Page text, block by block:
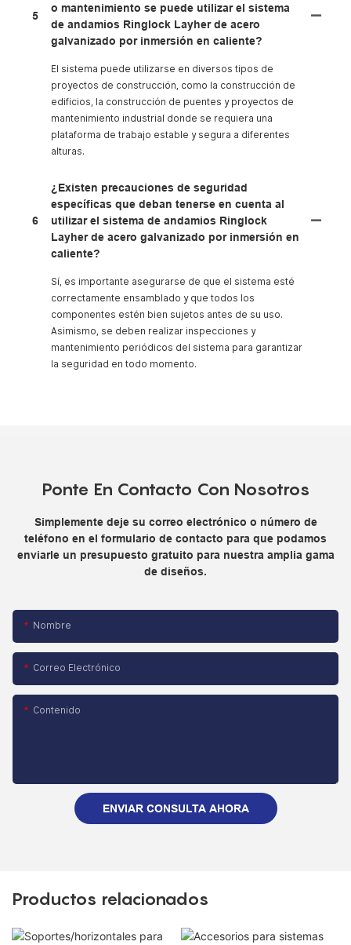
5
o mantenimiento se puede utilizar el sistema
de andamios Ringlock Layher de acero
galvanizado por inmersión en caliente?
El sistema puede utilizarse en diversos tipos de
proyectos de construcción, como la construcción de
edificios, la construcción de puentes y proyectos de
mantenimiento industrial donde se requiera una
plataforma de trabajo estable y segura a diferentes
alturas.
6
¿Existen precauciones de seguridad
específicas que deban tenerse en cuenta al
utilizar el sistema de andamios Ringlock
Layher de acero galvanizado por inmersión en
caliente?
Sí, es importante asegurarse de que el sistema esté
correctamente ensamblado y que todos los
componentes estén bien sujetos antes de su uso.
Asimismo, se deben realizar inspecciones y
mantenimiento periódicos del sistema para garantizar
la seguridad en todo momento.
Ponte En Contacto Con Nosotros
Simplemente deje su correo electrónico o número de
teléfono en el formulario de contacto para que podamos
enviarle un presupuesto gratuito para nuestra amplia gama
de diseños.
Nombre
Correo Electrónico
Contenido
ENVIAR CONSULTA AHORA
Productos relacionados